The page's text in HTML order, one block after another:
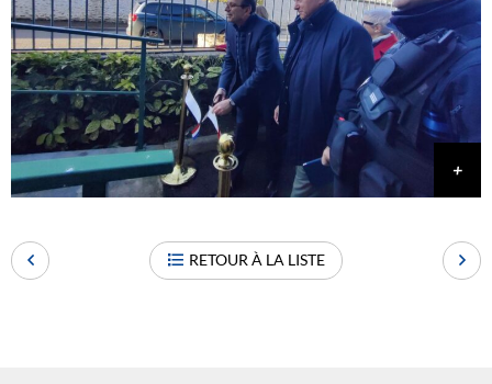
RETOUR À LA LISTE